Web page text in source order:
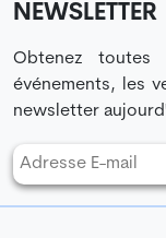
NEWSLETTER
Obtenez toutes
événements, les
newsletter